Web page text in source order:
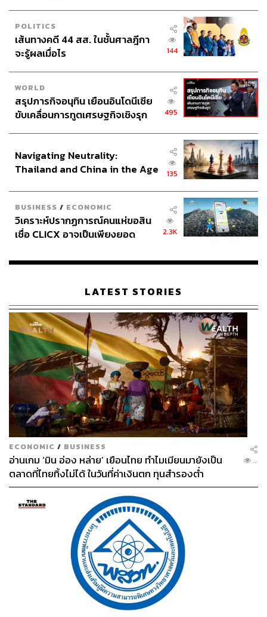
POLITICS
เส้นทางคดี 44 สส. ในชั้นศาลฎีกา
จะรู้ผลเมื่อไร
144
WORLD
สรุปภารกิจอนุทิน เยือนอินโดนีเซีย
ขับเคลื่อนการทูตเศรษฐกิจเชิงรุก
495
Navigating Neutrality:
Thailand and China in the Age
135
BUSINESS / ECONOMIC
วิเคราะห์ปรากฏการณ์คนแห่ขอสิน
เชื่อ CLICX อาจเป็นเพียงยอด
เรือนไทยที่ถูกซุกไว้
2.3K
LATEST STORIES
ECONOMIC / BUSINESS
อ่านเกม ‘มิน อ่อง หล่าย’ เยือนไทย ทำไมเมียนมายังเป็น
ตลาดที่ไทยทิ้งไม่ได้ ในวันที่ค่าเงินตก ทุนสำรองต่ำ
...